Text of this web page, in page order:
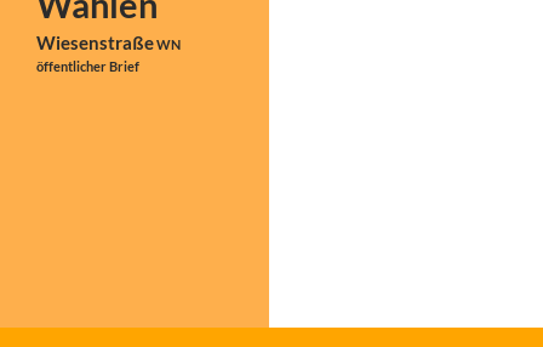
WiesenstraßeWN
öffentlicher Brief